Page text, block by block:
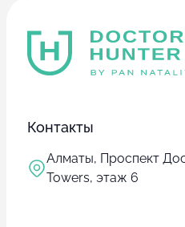
Контакты
Алматы, Проспект
Towers, этаж 6